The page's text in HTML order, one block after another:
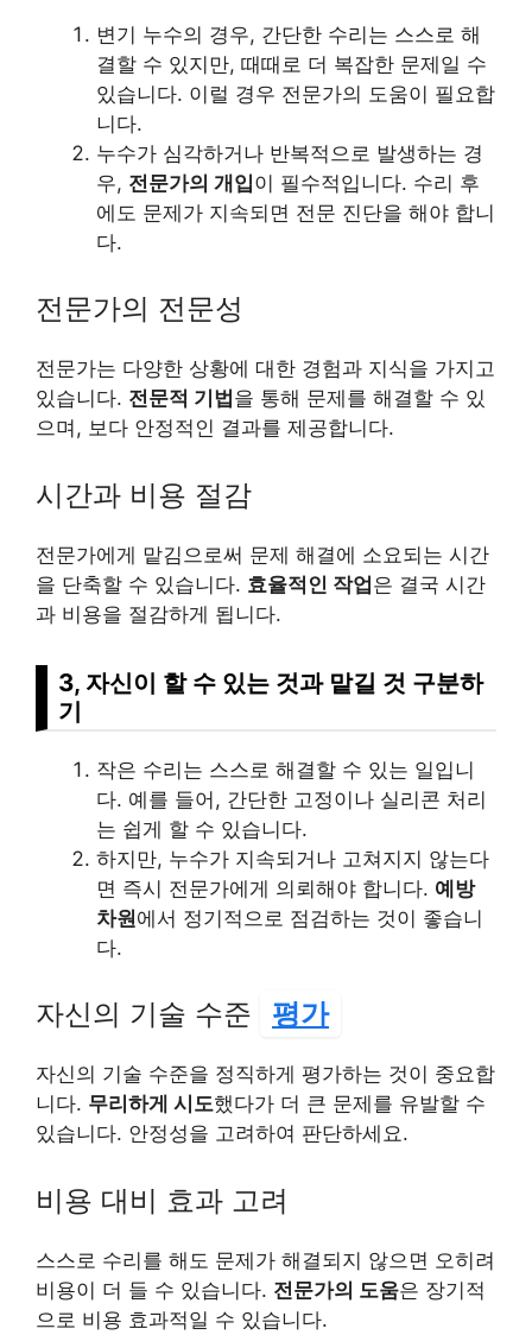
변기 누수의 경우, 간단한 수리는 스스로 해
결할 수 있지만, 때때로 더 복잡한 문제일 수
있습니다. 이럴 경우 전문가의 도움이 필요합
니다.
누수가 심각하거나 반복적으로 발생하는 경
우, 전문가의 개입이 필수적입니다. 수리 후
에도 문제가 지속되면 전문 진단을 해야 합니
다.
전문가의 전문성
전문가는 다양한 상황에 대한 경험과 지식을 가지고
있습니다. 전문적 기법 을 통해 문제를 해결할 수 있
으며, 보다 안정적인 결과를 제공합니다.
시간과 비용 절감
전문가에게 맡김으로써 문제 해결에 소요되는 시간
을 단축할 수 있습니다. 효율적인 작업은 결국 시간
과 비용을 절감하게 됩니다.
3, 자신이 할 수 있는 것과 맡길 것 구분하
기
작은 수리는 스스로 해결할 수 있는 일입니
다. 예를 들어, 간단한 고정이나 실리콘 처리
는 쉽게 할 수 있습니다.
하지만, 누수가 지속되거나 고쳐지지 않는다
면 즉시 전문가에게 의뢰해야 합니다. 예방
차원에서 정기적으로 점검하는 것이 좋습니
다.
자신의 기술 수준 평가
자신의 기술 수준을 정직하게 평가하는 것이 중요합
니다. 무리하게 시도했다가 더 큰 문제를 유발할 수
있습니다. 안정성을 고려하여 판단하세요.
비용 대비 효과 고려
스스로 수리를 해도 문제가 해결되지 않으면 오히려
비용이 더 들 수 있습니다. 전문가의 도움은 장기적
으로 비용 효과적일 수 있습니다.